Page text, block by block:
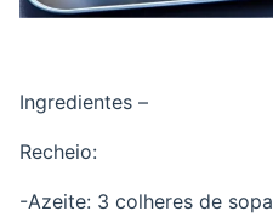
Ingredientes –
Recheio:
-Azeite: 3 colheres de sopa